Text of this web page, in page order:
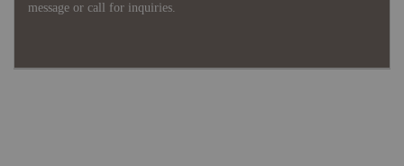
message or call for inquiries.